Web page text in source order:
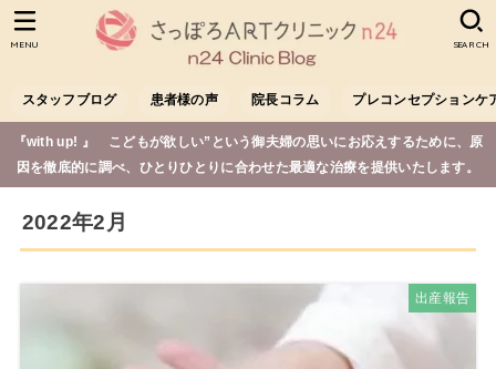
スタッフブログ 患者様の声 院長コラム プレコンセプションケ
SEARCH
MENU
『with up! 』 こどもが欲しい”という御夫婦の思いにお応えするために、原
因を徹底的に調べ、ひとりひとりに合わせた最適な治療を提供いたします。
2022年2月
出産報告